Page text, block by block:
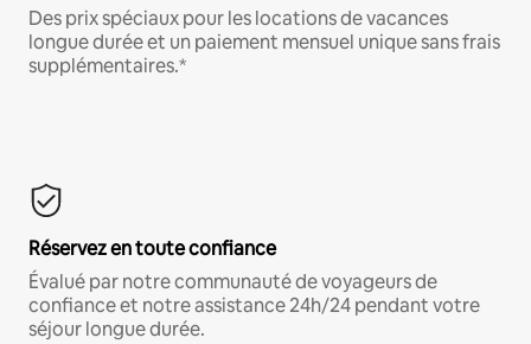
Des prix spéciaux pour les locations de vacances
longue durée et un paiement mensuel unique sans frais
supplémentaires.*
Réservez en toute confiance
Évalué par notre communauté de voyageurs de
confiance et notre assistance 24h/24 pendant votre
séjour longue durée.